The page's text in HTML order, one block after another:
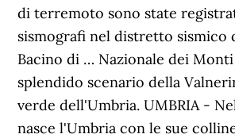
di terremoto sono state
sismografi nel distretto sismico
Bacino di … Nazionale dei
splendido scenario della
verde dell'Umbria. UMBRIA -
nasce l'Umbria con le sue